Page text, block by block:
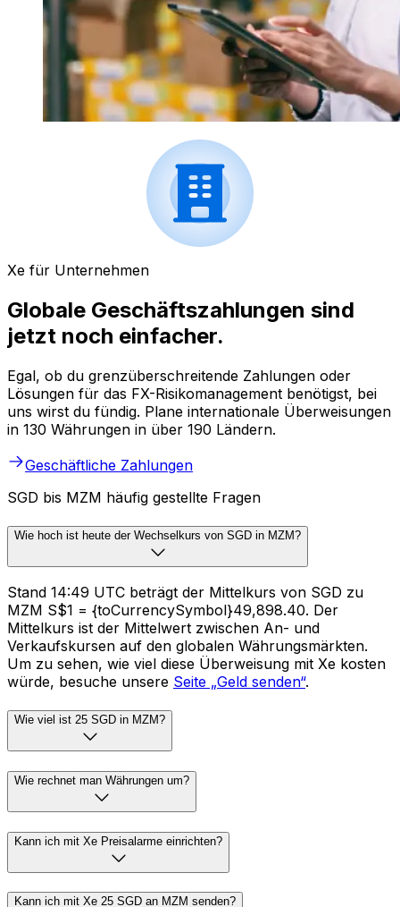
Xe für Unternehmen
Globale Geschäftszahlungen sind
jetzt noch einfacher.
Egal, ob du grenzüberschreitende Zahlungen oder
Lösungen für das FX-Risikomanagement benötigst, bei
uns wirst du fündig. Plane internationale Überweisungen
in 130 Währungen in über 190 Ländern.
Geschäftliche Zahlungen
SGD bis MZM häufig gestellte Fragen
Wie hoch ist heute der Wechselkurs von SGD in MZM?
Stand 14:49 UTC beträgt der Mittelkurs von SGD zu
MZM S$1 = {toCurrencySymbol}49,898.40. Der
Mittelkurs ist der Mittelwert zwischen An- und
Verkaufskursen auf den globalen Währungsmärkten.
Um zu sehen, wie viel diese Überweisung mit Xe kosten
würde, besuche unsere Seite „Geld senden“.
Wie viel ist 25 SGD in MZM?
Wie rechnet man Währungen um?
Kann ich mit Xe Preisalarme einrichten?
Kann ich mit Xe 25 SGD an MZM senden?